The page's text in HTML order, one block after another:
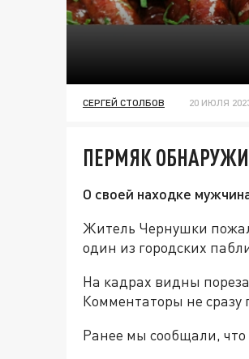
СЕРГЕЙ СТОЛБОВ 20 ИЮЛЯ
ПЕРМЯК
О своей находке
Житель Чернушки
один из городских
На кадрах видны
Комментаторы не сразу
Ранее мы сообщали,